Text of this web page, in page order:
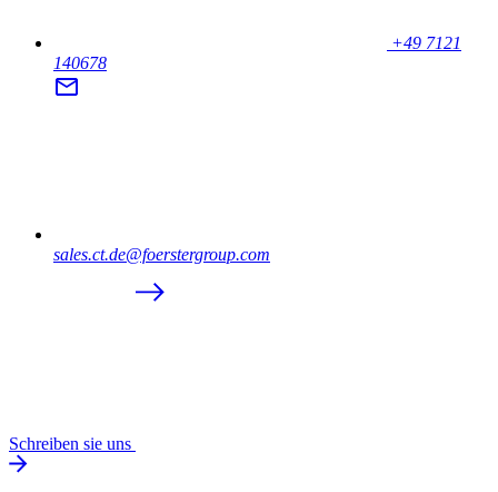
+49 7121
140678
sales.ct.de@foerstergroup.com
Schreiben sie uns